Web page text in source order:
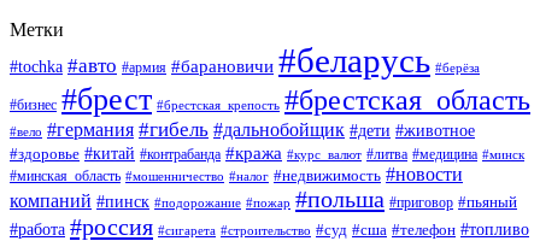
Метки
#tochka #авто #армия #барановичи #беларусь #берёза
#бизнес #брест #брестская_крепость #брестская_область
#вело #германия #гибель #дальнобойщик #дети #животное
#здоровье #китай #контрабанда #кража #курс_валют #литва #медицина #минск
#минская_область #мошенничество #налог #недвижимость #новости
компаний #пинск #подорожание #пожар #польша #приговор #пьяный
#работа #россия #сигарета #строительство #суд #сша #телефон #топливо